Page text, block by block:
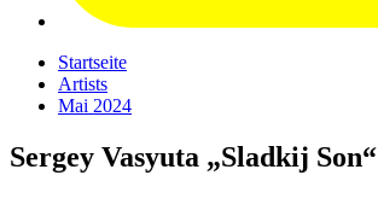
Startseite
Artists
Mai 2024
Sergey Vasyuta „Sladkij Son“